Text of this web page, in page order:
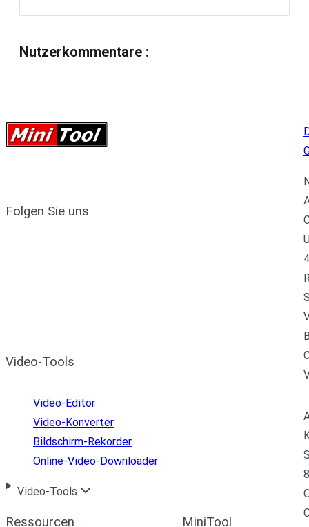
Nutzerkommentare :
Folgen Sie uns
Video-Tools
Video-Editor
Video-Konverter
Bildschirm-Rekorder
Online-Video-Downloader
Video-Tools
Ressourcen MiniTool